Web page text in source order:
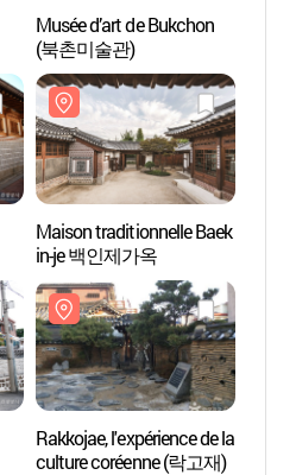
Musée d’art de Bukchon
(북촌미술관)
Maison traditionnelle Baek
in-je 백인제가옥
Rakkojae, l'expérience de la
culture coréenne (락고재)